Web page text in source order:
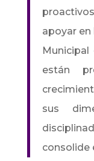
apoyar
están
sus
consolide